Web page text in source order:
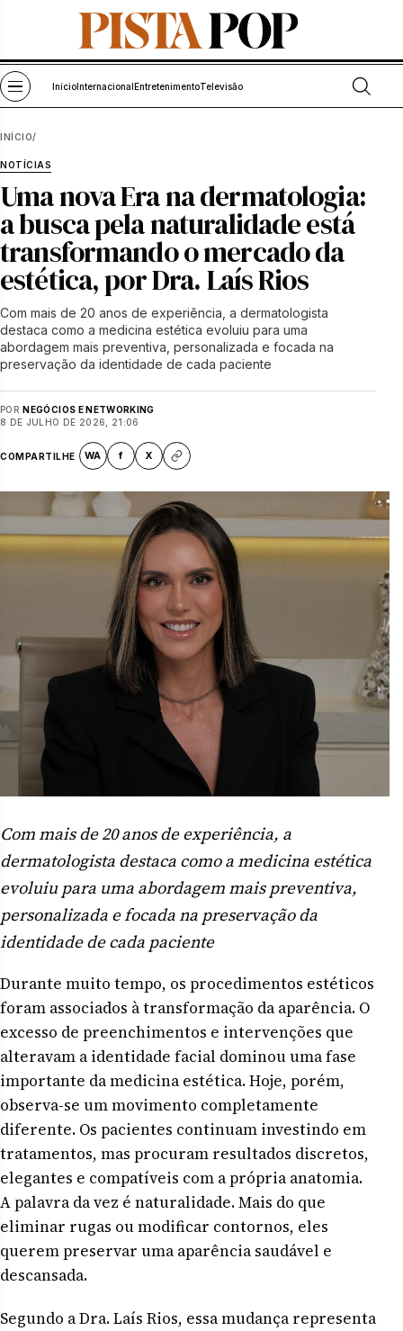
Pular para o conteúdo
Abrir menu
Início Internacional EntretenimentoTelevisão Abrir
INÍCIO/
NOTÍCIAS
Uma nova Era na dermatologia:
a busca pela naturalidade está
transformando o mercado da
estética, por Dra. Laís Rios
Com mais de 20 anos de experiência, a dermatologista
destaca como a medicina estética evoluiu para uma
abordagem mais preventiva, personalizada e focada na
preservação da identidade de cada paciente
POR NEGÓCIOS E NETWORKING
8 DE JULHO DE 2026, 21:06
COMPARTILHE WA f X
Com mais de 20 anos de experiência, a
dermatologista destaca como a medicina estética
evoluiu para uma abordagem mais preventiva,
personalizada e focada na preservação da
identidade de cada paciente
Durante muito tempo, os procedimentos estéticos
foram associados à transformação da aparência. O
excesso de preenchimentos e intervenções que
alteravam a identidade facial dominou uma fase
importante da medicina estética. Hoje, porém,
observa-se um movimento completamente
diferente. Os pacientes continuam investindo em
tratamentos, mas procuram resultados discretos,
elegantes e compatíveis com a própria anatomia.
A palavra da vez é naturalidade. Mais do que
eliminar rugas ou modificar contornos, eles
querem preservar uma aparência saudável e
descansada.
Segundo a Dra. Laís Rios, essa mudança representa